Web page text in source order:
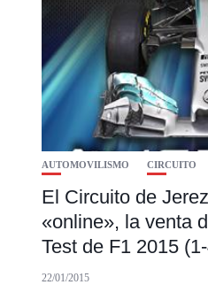
AUTOMOVILISMO CIRCUITO
El Circuito de
«online», la venta
Test de F1 2015
22/01/2015